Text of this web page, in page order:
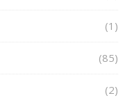
(1)
(85)
(2)